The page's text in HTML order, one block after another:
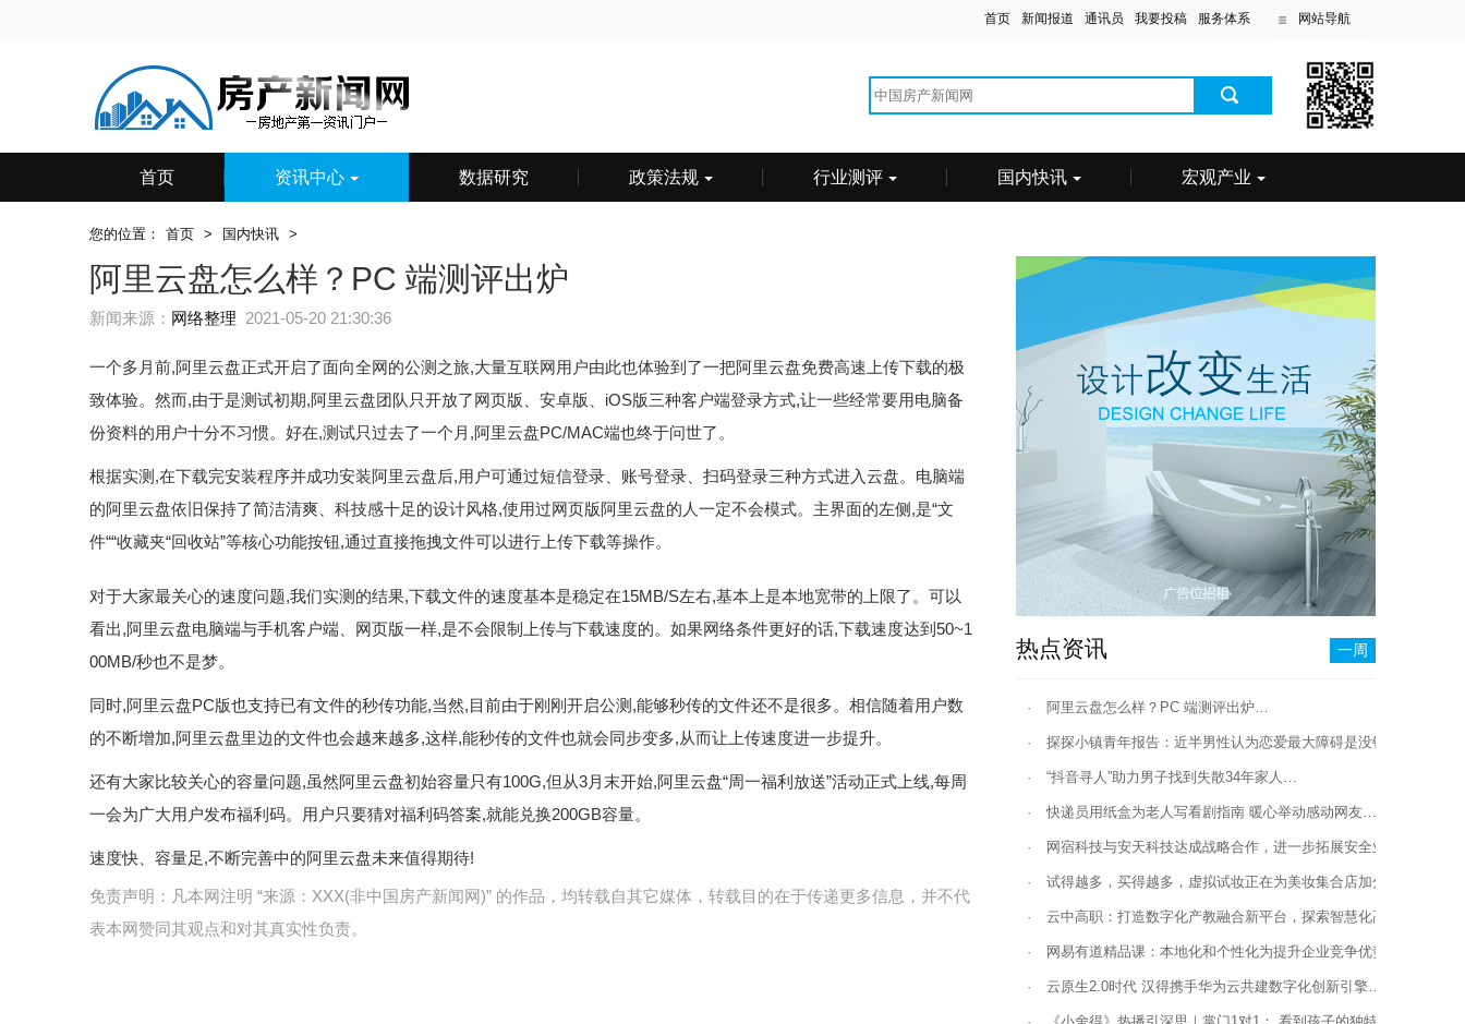
首页 新闻报道 通讯员 我要投稿 服务体系 网站导航
首页 资讯中心 数据研究 政策法规 行业测评 国内快讯 宏观产业
您的位置： 首页 > 国内快讯 >
阿里云盘怎么样？PC 端测评出炉
新闻来源： 网络整理 2021-05-20 21:30:36
一个多月前,阿里云盘正式开启了面向全网的公测之旅,大量互联网用户由此也体验到了一把阿里云盘免费高速上传下载的极
致体验。然而,由于是测试初期,阿里云盘团队只开放了网页版、安卓版、iOS版三种客户端登录方式,让一些经常要用电脑备
份资料的用户十分不习惯。好在,测试只过去了一个月,阿里云盘PC/MAC端也终于问世了。
根据实测,在下载完安装程序并成功安装阿里云盘后,用户可通过短信登录、账号登录、扫码登录三种方式进入云盘。电脑端
的阿里云盘依旧保持了简洁清爽、科技感十足的设计风格,使用过网页版阿里云盘的人一定不会模式。主界面的左侧,是“文
件““收藏夹“回收站”等核心功能按钮,通过直接拖拽文件可以进行上传下载等操作。
对于大家最关心的速度问题,我们实测的结果,下载文件的速度基本是稳定在15MB/S左右,基本上是本地宽带的上限了。可以
看出,阿里云盘电脑端与手机客户端、网页版一样,是不会限制上传与下载速度的。如果网络条件更好的话,下载速度达到50~1
00MB/秒也不是梦。
同时,阿里云盘PC版也支持已有文件的秒传功能,当然,目前由于刚刚开启公测,能够秒传的文件还不是很多。相信随着用户数
的不断增加,阿里云盘里边的文件也会越来越多,这样,能秒传的文件也就会同步变多,从而让上传速度进一步提升。
还有大家比较关心的容量问题,虽然阿里云盘初始容量只有100G,但从3月末开始,阿里云盘“周一福利放送”活动正式上线,每周
一会为广大用户发布福利码。用户只要猜对福利码答案,就能兑换200GB容量。
速度快、容量足,不断完善中的阿里云盘未来值得期待!
免责声明：凡本网注明 “来源：XXX(非中国房产新闻网)” 的作品，均转载自其它媒体，转载目的在于传递更多信息，并不代
表本网赞同其观点和对其真实性负责。
热点资讯 一周
· 阿里云盘怎么样？PC 端测评出炉…
· 探探小镇青年报告：近半男性认为恋爱最大障碍是没钱…
· “抖音寻人”助力男子找到失散34年家人…
· 快递员用纸盒为老人写看剧指南 暖心举动感动网友…
· 网宿科技与安天科技达成战略合作，进一步拓展安全业务…
· 试得越多，买得越多，虚拟试妆正在为美妆集合店加分…
· 云中高职：打造数字化产教融合新平台，探索智慧化高职教育新
· 网易有道精品课：本地化和个性化为提升企业竞争优势新发力点…
· 云原生2.0时代 汉得携手华为云共建数字化创新引擎…